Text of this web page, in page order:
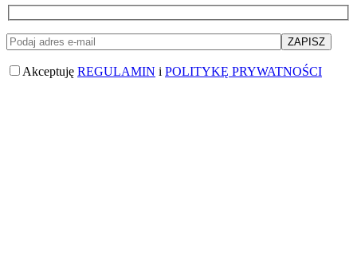
Akceptuję REGULAMIN i POLITYKĘ PRYWATNOŚCI